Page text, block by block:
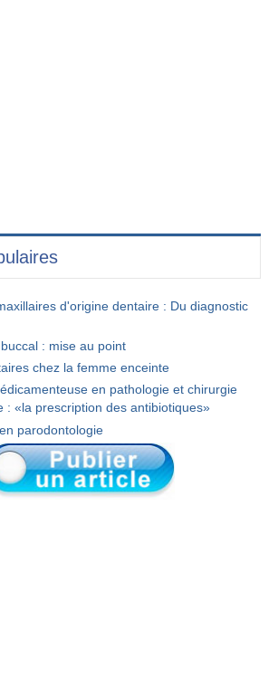
d'origine dentaire : Du diagnostic
: mise au point
chez la femme enceinte
en pathologie et chirurgie
: «la prescription des antibiotiques»
parodontologie